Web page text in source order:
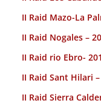
II Raid Mazo-La
II Raid Nogales –
II Raid rio Ebro-
II Raid Sant Hilari
II Raid Sierra